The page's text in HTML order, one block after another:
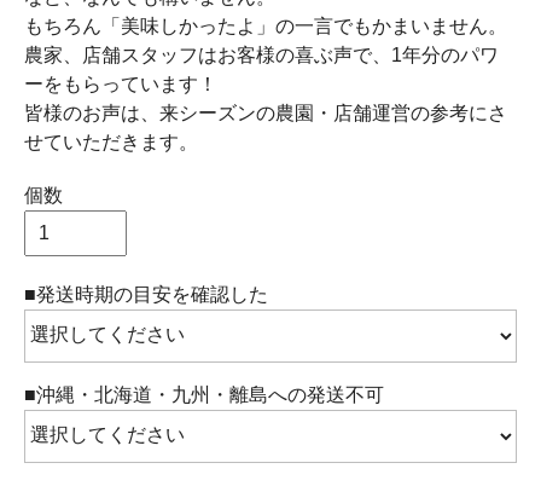
もちろん「美味しかったよ」の一言でもかまいません。
農家、店舗スタッフはお客様の喜ぶ声で、1年分のパワ
ーをもらっています！
皆様のお声は、来シーズンの農園・店舗運営の参考にさ
せていただきます。
個数
■発送時期の目安を確認した
■沖縄・北海道・九州・離島への発送不可